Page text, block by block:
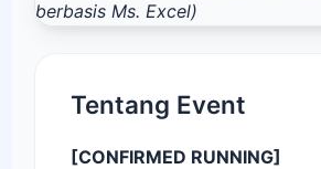
Tentang Event
[CONFIRMED RUNNING]